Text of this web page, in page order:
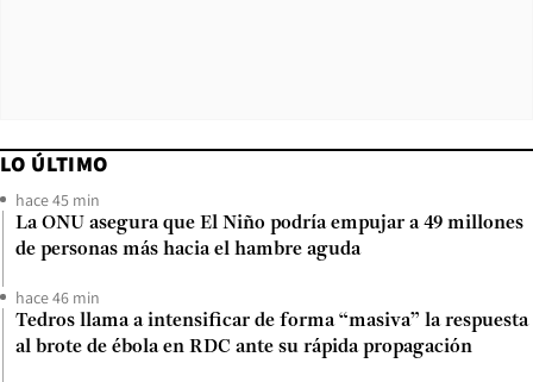
LO ÚLTIMO
hace 45 min
La ONU asegura que El Niño podría empujar a 49 millones
de personas más hacia el hambre aguda
hace 46 min
Tedros llama a intensificar de forma “masiva” la respuesta
al brote de ébola en RDC ante su rápida propagación